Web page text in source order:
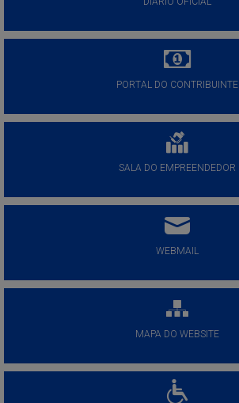
PORTAL DO CONTRIBUINTE
SALA DO EMPREENDEDOR
WEBMAIL
MAPA DO WEBSITE